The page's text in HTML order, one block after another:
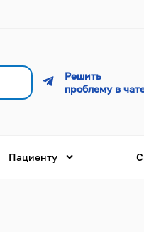
Пациенту